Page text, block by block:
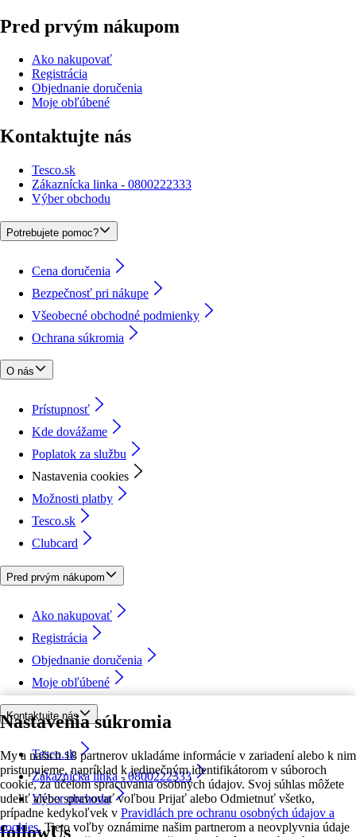
Nastavenia súkromia
My a našich 18 partnerov ukladáme informácie v zariadení alebo k nim
pristupujeme, napríklad k jedinečným identifikátorom v súboroch
cookie, za účelom spracúvania osobných údajov. Svoj súhlas môžete
udeliť alebo spravovať voľbou Prijať alebo Odmietnuť všetko,
prípadne kedykoľvek v Pravidlách pre ochranu osobných údajov a
cookies. Tieto voľby oznámime našim partnerom a neovplyvnia údaje
Pred prvým nákupom
Ako nakupovať
Registrácia
Objednanie doručenia
Moje obľúbené
Kontaktujte nás
Tesco.sk
Zákaznícka linka - 0800222333
Výber obchodu
Potrebujete pomoc?
Cena doručenia
Bezpečnosť pri nákupe
Všeobecné obchodné podmienky
Ochrana súkromia
O nás
Prístupnosť
Kde dovážame
Poplatok za službu
Nastavenia cookies
Možnosti platby
Tesco.sk
Clubcard
Pred prvým nákupom
Ako nakupovať
Registrácia
Objednanie doručenia
Moje obľúbené
Kontaktujte nás
Tesco.sk
Zákaznícka linka - 0800222333
Výber obchodu
followUs